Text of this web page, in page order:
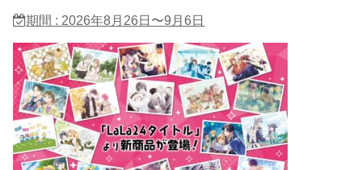
期間 : 2026年8月26日〜9月6日